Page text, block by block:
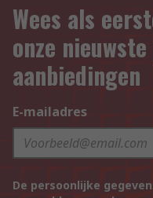
Wees als
onze
aanbiedingen
E-mailadres
De persoonlijke